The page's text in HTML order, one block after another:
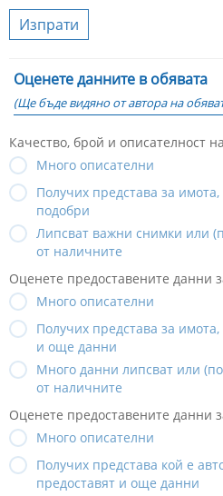
Изпрати
Оценете данните в обявата
(Ще бъде видяно от автора на
Качество, брой и описателност
Много описателни
Получих представа за
подобри
Липсват важни снимки или
от наличните
Оценете предоставените данни
Много описателни
Получих представа за
и още данни
Много данни липсват или
от наличните
Оценете предоставените данни
Много описателни
Получих представа кой е
предоставят и още данни